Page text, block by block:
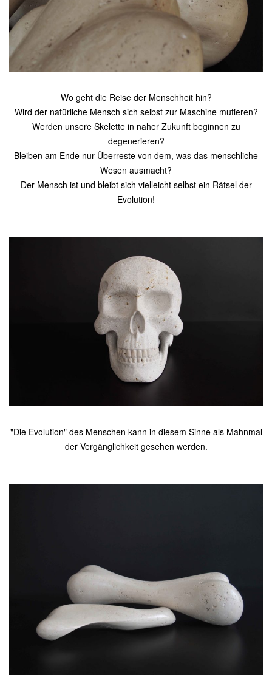
Wo geht die Reise der Menschheit hin?
Wird der natürliche Mensch sich selbst zur Maschine mutieren?
Werden unsere Skelette in naher Zukunft beginnen zu
degenerieren?
Bleiben am Ende nur Überreste von dem, was das menschliche
Wesen ausmacht?
Der Mensch ist und bleibt sich vielleicht selbst ein Rätsel der
Evolution!
"Die Evolution" des Menschen kann in diesem Sinne als Mahnmal
der Vergänglichkeit gesehen werden.